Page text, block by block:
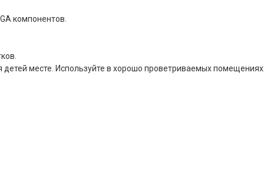
компонентов.
месте. Используйте в хорошо проветриваемых помещениях.